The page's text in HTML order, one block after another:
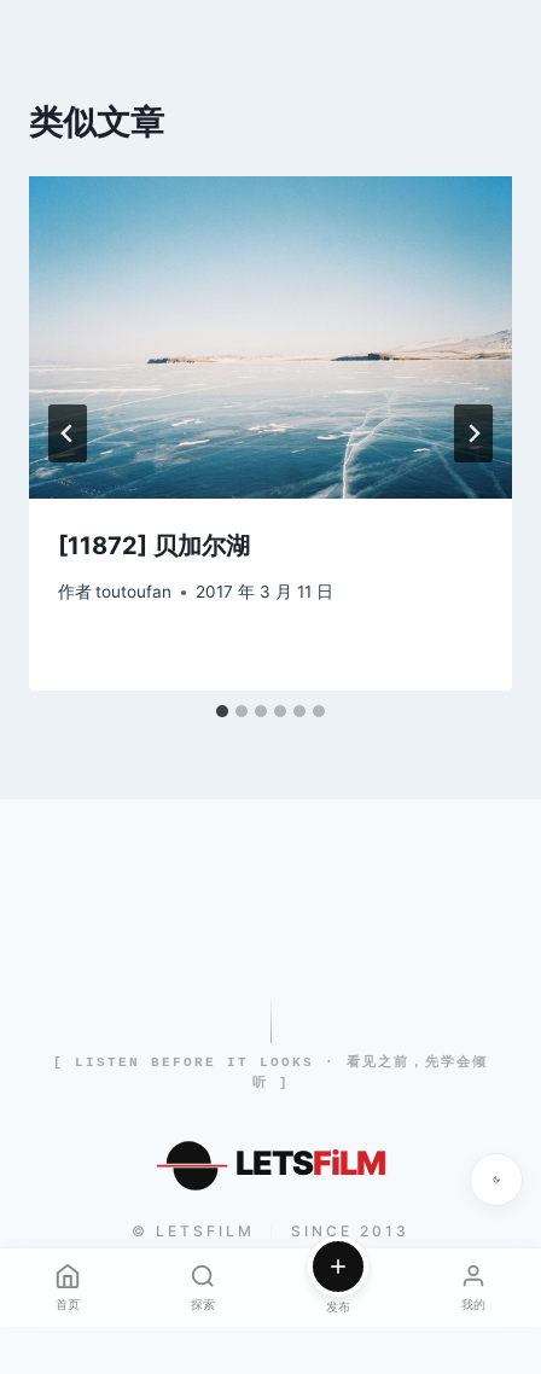
类似文章
[11872] 贝加尔湖
作者toutoufan 2017 年 3 月 11 日
[ LISTEN BEFORE IT LOOKS · 看见之前，先学会倾
听 ]
LETSFiLM
© LETSFILM SINCE 2013
首页 探索 发布 我的